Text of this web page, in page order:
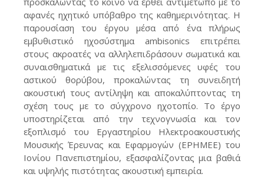
αφανές ηχητικό υπόβαθρο της καθημερινότητας. Η
παρουσίαση του έργου μέσα από ένα πλήρως
εμβυθιστικό ηχοσύστημα ambisonics επιτρέπει
στους ακροατές να αλληλεπιδράσουν σωματικά και
συναισθηματικά με τις εξελισσόμενες υφές του
αστικού θορύβου, προκαλώντας τη συνειδητή
ακουστική τους αντίληψη και αποκαλύπτοντας τη
σχέση τους με το σύγχρονο ηχοτοπίο. Το έργο
υποστηρίζεται από την τεχνογνωσία και τον
εξοπλισμό του Εργαστηρίου Ηλεκτροακουστικής
Μουσικής Έρευνας και Εφαρμογών (ΕΡΗΜΕΕ) του
Ιονίου Πανεπιστημίου, εξασφαλίζοντας μια βαθιά
και υψηλής πιστότητας ακουστική εμπειρία.